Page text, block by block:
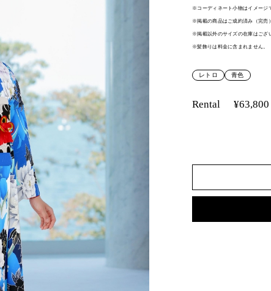
※コーディネート小物はイメージ
※掲載の商品はご成約済み（完売
※掲載以外のサイズの在庫はござ
※髪飾りは料金に含まれません。
レトロ 青色
Rental ¥63,800